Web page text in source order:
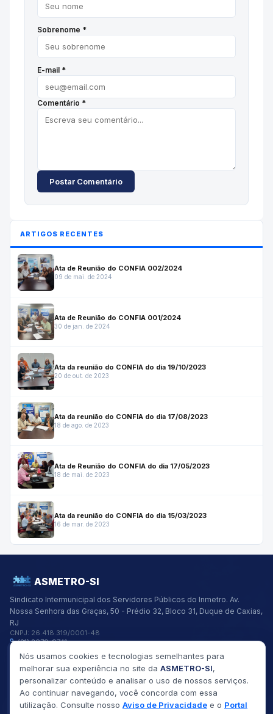
Sobrenome *
E-mail *
Comentário *
Postar Comentário
ARTIGOS RECENTES
Ata de Reunião do CONFIA 002/2024
09 de mai. de 2024
Ata de Reunião do CONFIA 001/2024
30 de jan. de 2024
Ata da reunião do CONFIA do dia 19/10/2023
20 de out. de 2023
Ata da reunião do CONFIA do dia 17/08/2023
18 de ago. de 2023
Ata de Reunião do CONFIA do dia 17/05/2023
18 de mai. de 2023
Ata da reunião do CONFIA do dia 15/03/2023
16 de mar. de 2023
ASMETRO-SI
Sindicato Intermunicipal dos Servidores Públicos do Inmetro. Av.
Nossa Senhora das Graças, 50 - Prédio 32, Bloco 31, Duque de Caxias,
RJ
CNPJ: 26.418.319/0001-48
(21) 2679-9741
asmetro@asmetro.org.br
Links Rápidos
Institucional
Gestão
Saúde
Convênios
Nós usamos cookies e tecnologias semelhantes para
melhorar sua experiência no site da ASMETRO-SI,
personalizar conteúdo e analisar o uso de nossos serviços.
Ao continuar navegando, você concorda com essa
utilização. Consulte nosso Aviso de Privacidade e o Portal